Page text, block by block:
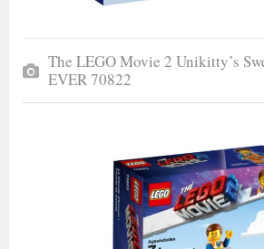
The LEGO Movie 2 Unikitty’s
EVER 70822